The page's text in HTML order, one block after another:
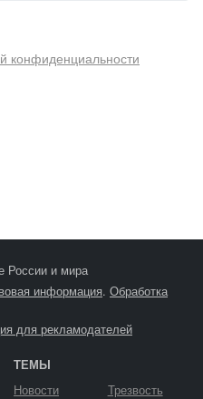
конфиденциальности
России и мира
информация. Обработка
для рекламодателей
ТЕМЫ
Новости
Трезвость